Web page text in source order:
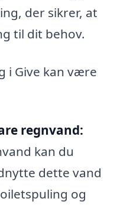
der sikrer, at
til dit behov.
i Give kan være
regnvand:
kan du
dette vand
og